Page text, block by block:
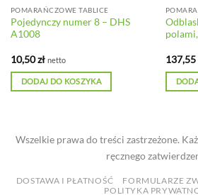
POMARAŃCZOWE TABLICE
Pojedynczy numer 8 – DHS
A1008
10,50zł netto
DODAJ DO KOSZYKA
137,55
Wszelkie prawa do treści zastrzeżone.
ręcznego
DOSTAWA I PŁATNOŚĆ FORMULARZE
POLITYKA